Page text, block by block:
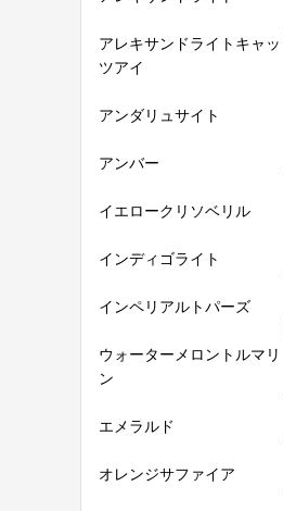
アレキサンドライトキャッ
ツアイ
アンダリュサイト
アンバー
イエロークリソベリル
インディゴライト
インペリアルトパーズ
ウォーターメロントルマリ
ン
エメラルド
オレンジサファイア